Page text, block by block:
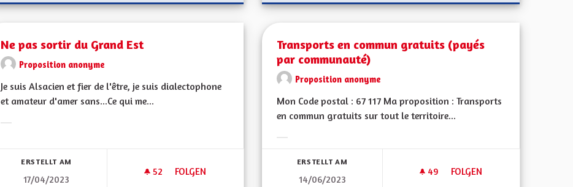
Ne pas sortir du Grand Est
Proposition anonyme
Je suis Alsacien et fier de l'être, je suis dialectophone
et amateur d'amer sans...Ce qui me...
ERSTELLT AM
17/04/2023
52 52 FOLLOWER
FOLGEN
NE PAS SORTIR DU GRAND EST
Transports en commun gratuits (payés
par communauté)
Proposition anonyme
Mon Code postal : 67 117 Ma proposition : Transports
en commun gratuits sur tout le territoire...
ERSTELLT AM
14/06/2023
49 49 FOLLOWER
FOLGEN
TRANSPORTS EN COMMUN